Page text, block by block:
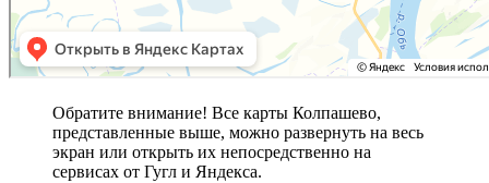
Обратите внимание! Все карты Колпашево,
представленные выше, можно развернуть на весь
экран или открыть их непосредственно на
сервисах от Гугл и Яндекса.